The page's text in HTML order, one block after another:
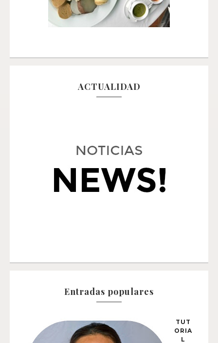
ACTUALIDAD
Entradas populares
TUT
ORIA
L